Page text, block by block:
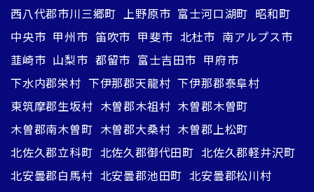
西八代郡市川三郷町 上野原市 富士河口湖町 昭和町
中央市 甲州市 笛吹市 甲斐市 北杜市 南アルプス市
韮崎市 山梨市 都留市 富士吉田市 甲府市
下水内郡栄村 下伊那郡天龍村 下伊那郡泰阜村
東筑摩郡生坂村 木曽郡木祖村 木曽郡木曽町
木曽郡南木曽町 木曽郡大桑村 木曽郡上松町
北佐久郡立科町 北佐久郡御代田町 北佐久郡軽井沢町
北安曇郡白馬村 北安曇郡池田町 北安曇郡松川村